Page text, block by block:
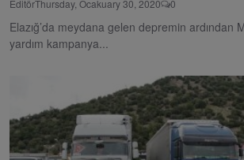
EditörThursday, Ocakuary 30, 2020 0
Elazığ’da meydana gelen depremin ardından
yardım kampanya...